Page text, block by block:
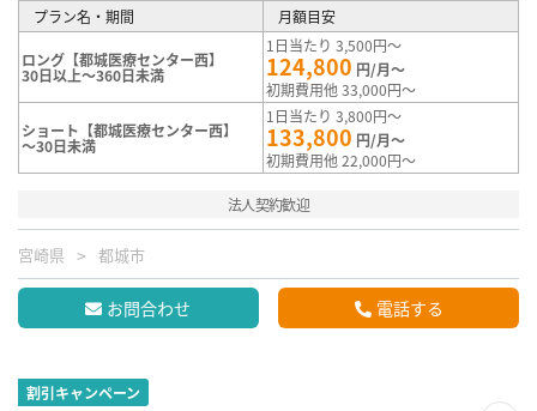
プラン名・期間 月額目安
ロング【都城医療センター西】
30日以上～360日未満
1日当たり 3,500円～
124,800 円/月～
初期費用他 33,000円～
ショート【都城医療センター西】
～30日未満
1日当たり 3,800円～
133,800 円/月～
初期費用他 22,000円～
法人契約歓迎
宮崎県 都城市
お問合わせ 電話する
割引キャンペーン